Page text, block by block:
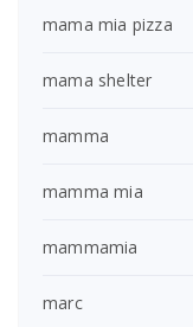
mama mia pizza
mama shelter
mamma
mamma mia
mammamia
marc